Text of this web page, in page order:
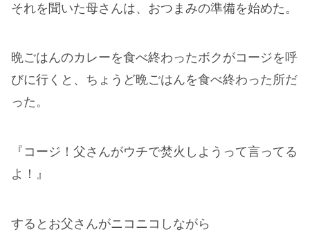
それを聞いた母さんは、おつまみの準備を始めた。
晩ごはんのカレーを食べ終わったボクがコージを呼
びに行くと、ちょうど晩ごはんを食べ終わった所だ
った。
『コージ！父さんがウチで焚火しようって言ってる
よ！』
するとお父さんがニコニコしながら